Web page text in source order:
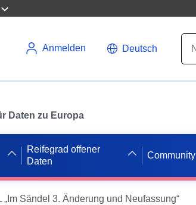
Anmelden Deutsch
Daten zu Europa
Reifegrad offener
Daten
Community
Sändel 3. Änderung und Neufassung“